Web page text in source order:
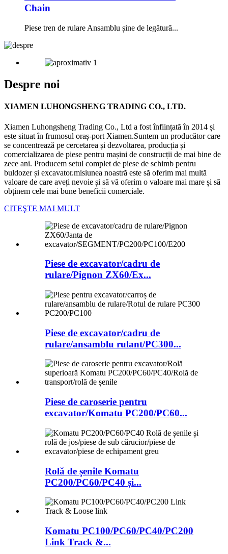
Chain
Piese tren de rulare Ansamblu șine de legătură...
Despre noi
XIAMEN LUHONGSHENG TRADING CO., LTD.
Xiamen Luhongsheng Trading Co., Ltd a fost înființată în 2014 și
este situat în frumosul oraș-port Xiamen.Suntem un producător care
se concentrează pe cercetarea și dezvoltarea, producția și
comercializarea de piese pentru mașini de construcții de mai bine de
zece ani. Producem setul complet de piese de schimb pentru
buldozer și excavator.misiunea noastră este să oferim mai multă
valoare de care aveți nevoie și să vă oferim o valoare mai mare și să
obținem cele mai bune beneficii comerciale.
CITEŞTE MAI MULT
Piese de excavator/cadru de
rulare/Pignon ZX60/Ex...
Piese de excavator/cadru de
rulare/ansamblu rulant/PC300...
Piese de caroserie pentru
excavator/Komatu PC200/PC60...
Rolă de șenile Komatu
PC200/PC60/PC40 și...
Komatu PC100/PC60/PC40/PC200
Link Track &...